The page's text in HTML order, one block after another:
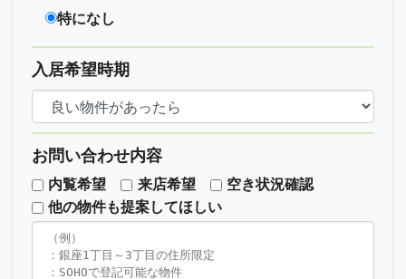
特になし
入居希望時期
お問い合わせ内容
内覧希望 来店希望
空き状況確認
他の物件も提案してほしい